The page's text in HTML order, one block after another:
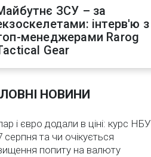
ЗСУ – за
інтерв'ю з
менеджерами Rarog
Gear
НОВИНИ
і євро додали в ціні: курс НБУ
серпня та чи очікується
попиту на валюту